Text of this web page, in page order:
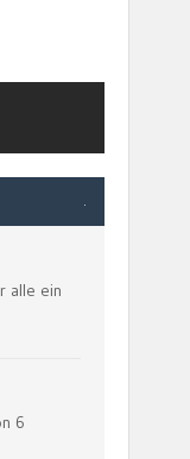
.
alle ein
6